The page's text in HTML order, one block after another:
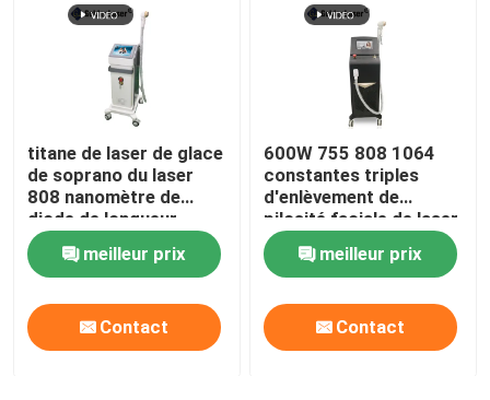
titane de laser de glace
de soprano du laser
808 nanomètre de
diode de longueur
d'onde de triple de
755nm 1600W
meilleur prix
Contact
600W 755 808 1064
constantes triples
d'enlèvement de
pilosité faciale de laser
Epilation de longueur
d'onde de diode
meilleur prix
Contact